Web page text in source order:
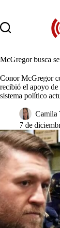
contenido
McGregor busca
Conor McGregor
recibió el apoyo
sistema político
Camila
7 de